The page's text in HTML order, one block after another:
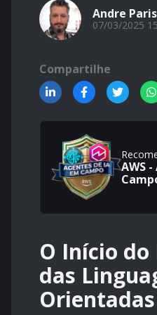
Andre
07/03/2025
Compartilhe
AWS
O Início do
das